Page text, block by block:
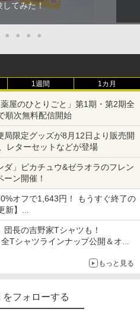
してみた！
● ● ● ●
1週間 1カ月
屋のひとりごと」第1期・第2期全
順次無料配信開始
局限定グッズが8月12日より販売開
レターセットなどが登場
ダ」ピカチュウ&ゼラオラのフレン
ン開催！
オフで1,643円！ もうすぐ終了の
】
大神 絶景版」が67%オフで990円
長の吉野家Tシャツも！
Tシャツラインナップ公開＆オン
もっと見る
をフォローする